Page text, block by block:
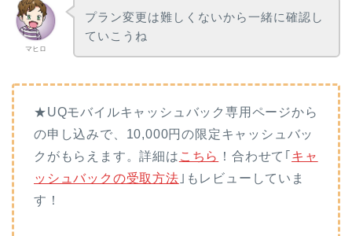
マヒロ
プラン変更は難しくないから一緒に確認し
ていこうね
★UQモバイルキャッシュバック専用ページから
の申し込みで、10,000円の限定キャッシュバッ
クがもらえます。詳細は こちら ！合わせて｢ キャ
ッシュバックの受取方法 ｣もレビューしていま
す！